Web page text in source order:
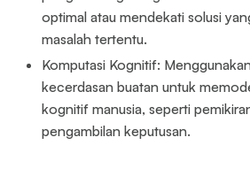
optimal atau mendekati solusi
masalah tertentu.
Komputasi Kognitif:
kecerdasan buatan untuk
kognitif manusia, seperti
pengambilan keputusan.